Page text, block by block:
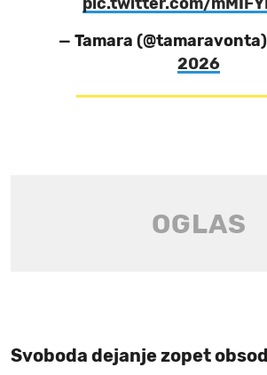
— Tamara (@tamaravonta)
2026
Svoboda dejanje zopet